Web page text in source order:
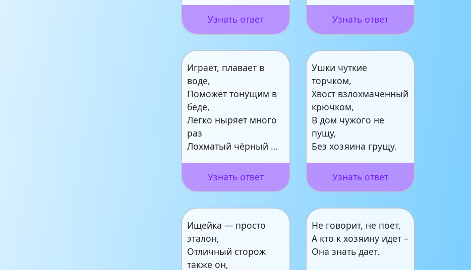
Узнать ответ Узнать ответ
Играет, плавает в
воде,
Поможет тонущим в
беде,
Легко ныряет много
раз
Лохматый чёрный …
Узнать ответ
Ушки чуткие
торчком,
Хвост взлохмаченный
крючком,
В дом чужого не
пущу,
Без хозяина грущу.
Узнать ответ
Ищейка — просто
эталон,
Отличный сторож
также он,
Не говорит, не поет,
А кто к хозяину идет –
Она знать дает.